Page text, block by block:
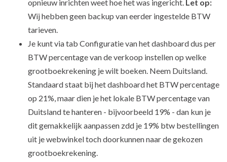
opnieuw inrichten weet hoe het was ingericht. Let op:
Wij hebben geen backup van eerder ingestelde BTW
tarieven.
Je kunt via tab Configuratie van het dashboard dus per
BTW percentage van de verkoop instellen op welke
grootboekrekening je wilt boeken. Neem Duitsland.
Standaard staat bij het dashboard het BTW percentage
op 21%, maar dien je het lokale BTW percentage van
Duitsland te hanteren - bijvoorbeeld 19% - dan kun je
dit gemakkelijk aanpassen zdd je 19% btw bestellingen
uit je webwinkel toch doorkunnen naar de gekozen
grootboekrekening.